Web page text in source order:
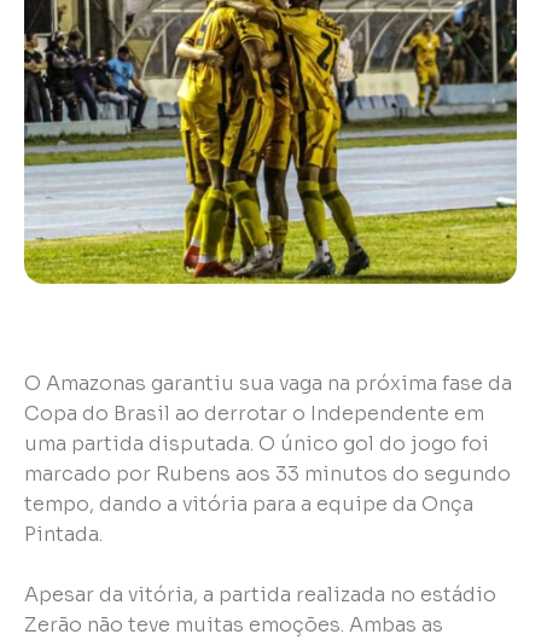
O Amazonas garantiu sua vaga na próxima fase da
Copa do Brasil ao derrotar o Independente em
uma partida disputada. O único gol do jogo foi
marcado por Rubens aos 33 minutos do segundo
tempo, dando a vitória para a equipe da Onça
Pintada.
Apesar da vitória, a partida realizada no estádio
Zerão não teve muitas emoções. Ambas as